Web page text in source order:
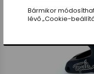
Bármikor
lévő „Cookie-